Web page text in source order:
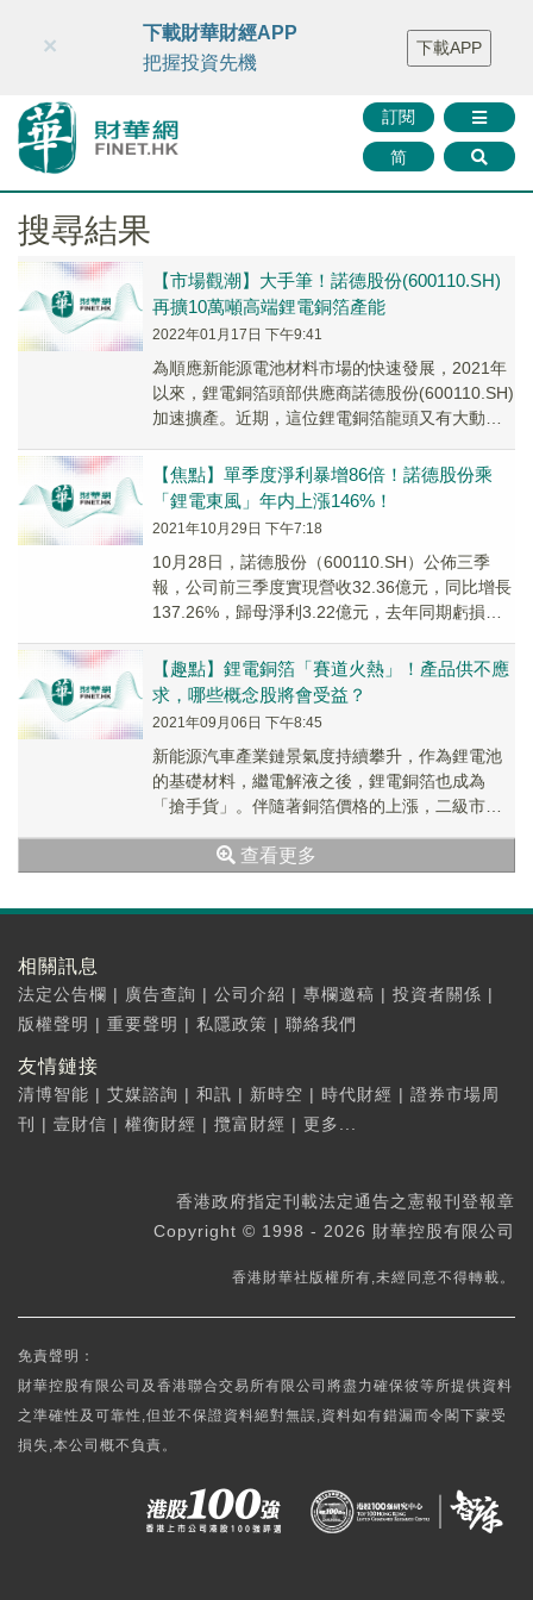
財華智庫網 FINTV FINMETA 財華證券 媒體矩陣
智庫沙龍
聯絡我們
訂閱
简
×
下載財華財經APP
把握投資先機
下載APP
搜尋結果
【市場觀潮】大手筆！諾德股份(600110.SH)
再擴10萬噸高端鋰電銅箔產能
2022年01月17日 下午9:41
為順應新能源電池材料市場的快速發展，2021年
以來，鋰電銅箔頭部供應商諾德股份(600110.SH)
加速擴產。近期，這位鋰電銅箔龍頭又有大動作
【焦點】單季度淨利暴增86倍！諾德股份乘
「鋰電東風」年内上漲146%！
2021年10月29日 下午7:18
10月28日，諾德股份（600110.SH）公佈三季
報，公司前三季度實現營收32.36億元，同比增長
137.26%，歸母淨利3.22億元，去年同期虧損
【趣點】鋰電銅箔「賽道火熱」！產品供不應
求，哪些概念股將會受益？
2021年09月06日 下午8:45
新能源汽車產業鏈景氣度持續攀升，作為鋰電池
的基礎材料，繼電解液之後，鋰電銅箔也成為
「搶手貨」。伴隨著銅箔價格的上漲，二級市場
頭諾德股份（...查看更多
相關訊息
法定公告欄 | 廣告查詢 | 公司介紹 | 專欄邀稿 | 投資者關係 |
版權聲明 | 重要聲明 | 私隱政策 | 聯絡我們
友情鏈接
清博智能 | 艾媒諮詢 | 和訊 | 新時空 | 時代財經 | 證券市場周
刊
| 壹財信 | 權衡財經 | 攬富財經 | 更多...
香港政府指定刊載法定通告之憲報刊登報章
Copyright © 1998 - 2026 財華控股有限公司
香港財華社版權所有,未經同意不得轉載。
免責聲明：
財華控股有限公司及香港聯合交易所有限公司將盡力確保彼等所提供資料
之準確性及可靠性,但並不保證資料絕對無誤,資料如有錯漏而令閣下蒙受
損失,本公司概不負責。